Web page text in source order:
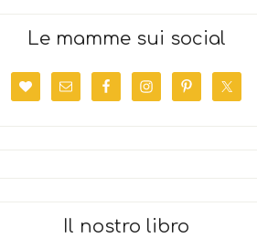
Le mamme sui social
Il nostro libro